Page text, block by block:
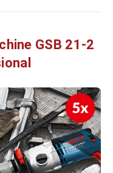
GSB 21-2